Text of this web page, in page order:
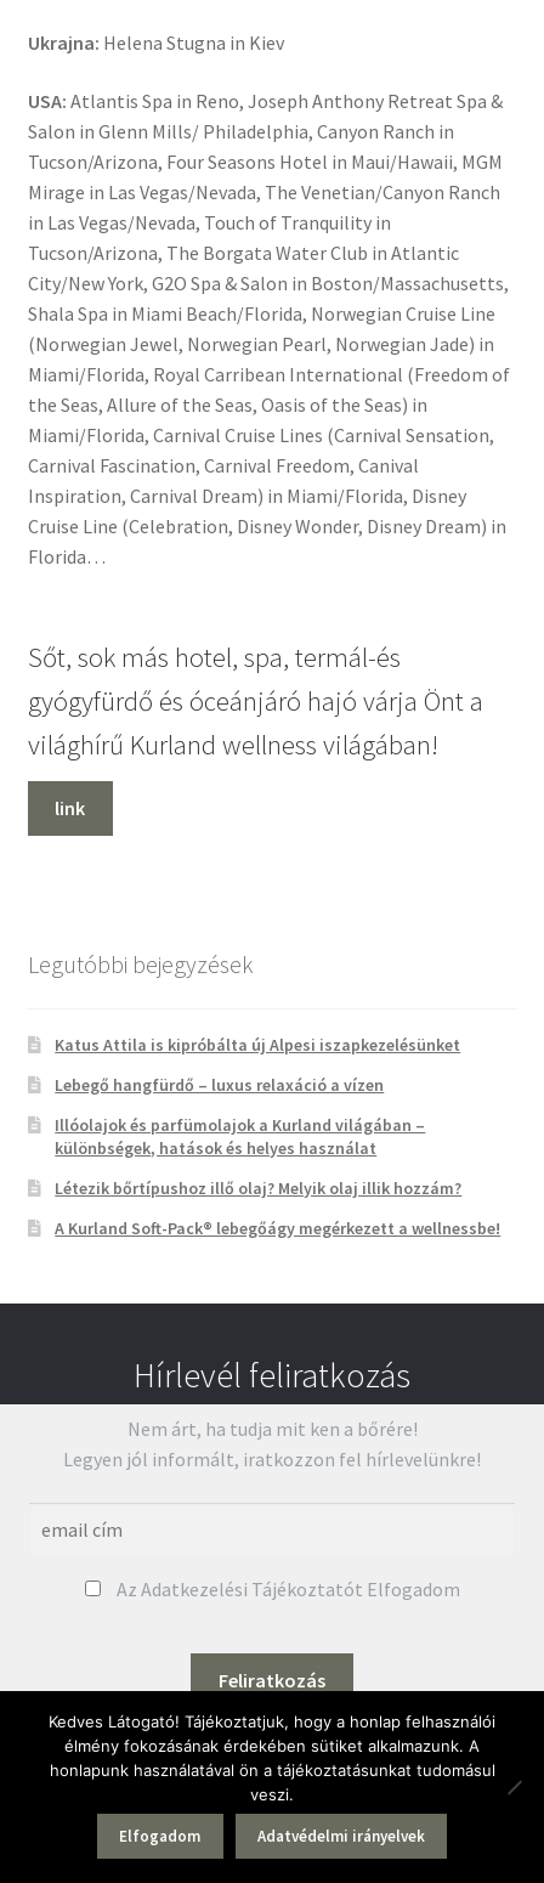
Ukrajna: Helena Stugna in Kiev
USA: Atlantis Spa in Reno, Joseph Anthony Retreat Spa &
Salon in Glenn Mills/ Philadelphia, Canyon Ranch in
Tucson/Arizona, Four Seasons Hotel in Maui/Hawaii, MGM
Mirage in Las Vegas/Nevada, The Venetian/Canyon Ranch
in Las Vegas/Nevada, Touch of Tranquility in
Tucson/Arizona, The Borgata Water Club in Atlantic
City/New York, G2O Spa & Salon in Boston/Massachusetts,
Shala Spa in Miami Beach/Florida, Norwegian Cruise Line
(Norwegian Jewel, Norwegian Pearl, Norwegian Jade) in
Miami/Florida, Royal Carribean International (Freedom of
the Seas, Allure of the Seas, Oasis of the Seas) in
Miami/Florida, Carnival Cruise Lines (Carnival Sensation,
Carnival Fascination, Carnival Freedom, Canival
Inspiration, Carnival Dream) in Miami/Florida, Disney
Cruise Line (Celebration, Disney Wonder, Disney Dream) in
Florida…
Sőt, sok más hotel, spa, termál-és
gyógyfürdő és óceánjáró hajó várja Önt a
világhírű Kurland wellness világában!
link
Legutóbbi bejegyzések
Katus Attila is kipróbálta új Alpesi iszapkezelésünket
Lebegő hangfürdő – luxus relaxáció a vízen
Illóolajok és parfümolajok a Kurland világában –
különbségek, hatások és helyes használat
Létezik bőrtípushoz illő olaj? Melyik olaj illik hozzám?
A Kurland Soft-Pack® lebegőágy megérkezett a wellnessbe!
Hírlevél feliratkozás
Nem árt, ha tudja mit ken a bőrére!
Legyen jól informált, iratkozzon fel hírlevelünkre!
Az Adatkezelési Tájékoztatót Elfogadom
Kurland Wellness|Natúrkozmetikum webáruház
Adatvédelmi irányelvek ÁSZF
Kedves Látogató! Tájékoztatjuk, hogy a honlap felhasználói
élmény fokozásának érdekében sütiket alkalmazunk. A
honlapunk használatával ön a tájékoztatásunkat tudomásul
veszi.
Elfogadom Adatvédelmi irányelvek